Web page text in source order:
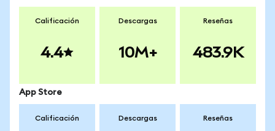
Calificación
4.4
Descargas
10M+
Reseñas
483.9K
App Store
Calificación Descargas Reseñas